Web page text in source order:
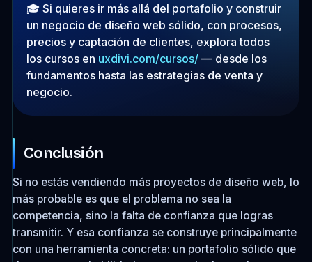
🎓 Si quieres ir más allá del portafolio y construir
un negocio de diseño web sólido, con procesos,
precios y captación de clientes, explora todos
los cursos en uxdivi.com/cursos/— desde los
fundamentos hasta las estrategias de venta y
negocio.
Conclusión
Si no estás vendiendo más proyectos de diseño web, lo
más probable es que el problema no sea la
competencia, sino la falta de confianza que logras
transmitir. Y esa confianza se construye principalmente
con una herramienta concreta: un portafolio sólido que